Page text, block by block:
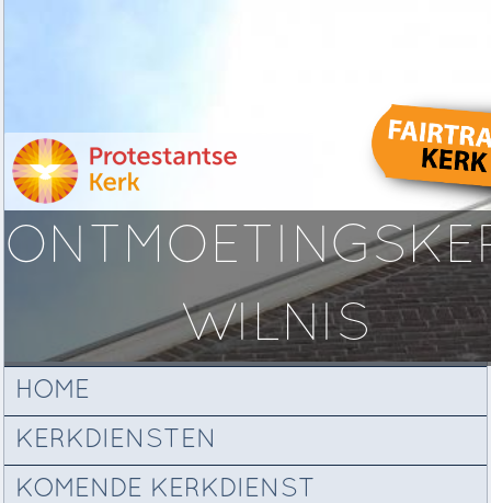
WILNIS
HOME
KERKDIENSTEN
KOMENDE KERKDIENST